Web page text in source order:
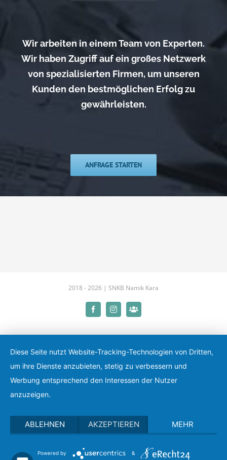
Wir arbeiten in einem Team von Experten.
Wir haben Zugriff auf ein großes Netzwerk
von spezialisierten Firmen, um unseren
Kunden den bestmöglichen Erfolg zu
gewährleisten.
ANFRAGE STARTEN
2018 -2026 | SNKB Namik Kara
FacebookInstagramLinkedIn
Diese Seite nutzt Website-Tracking-Technologien von Dritten,
um ihre Dienste anzubieten, stetig zu verbessern und
Werbung entsprechend den Interessen der Nutzer
anzuzeigen.
ABLEHNEN AKZEPTIEREN MEHR
Powered by &